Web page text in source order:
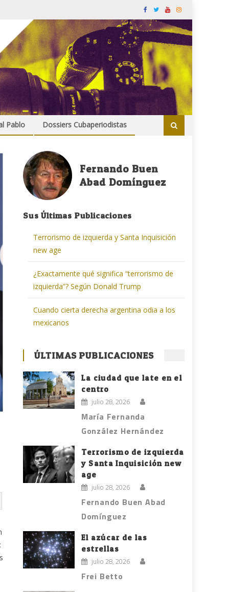
Pablo Dossiers Cubaperiodistas
Fernando Buen
Abad Domínguez
Sus Últimas Publicaciones
Terrorismo de izquierda y Santa Inquisición
new age
¿Exactamente qué significa “terrorismo de
izquierda”? Según Donald Trump
Cuando cierta derecha argentina odia a los
mexicanos
ÚLTIMAS PUBLICACIONES
La ciudad que late en el
centro
julio 28, 2026
María Fernanda
González Hernández
Terrorismo de izquierda
y Santa Inquisición new
age
julio 28, 2026
Fernando Buen Abad
Domínguez
El azúcar de las
estrellas
julio 28, 2026
Frei Betto